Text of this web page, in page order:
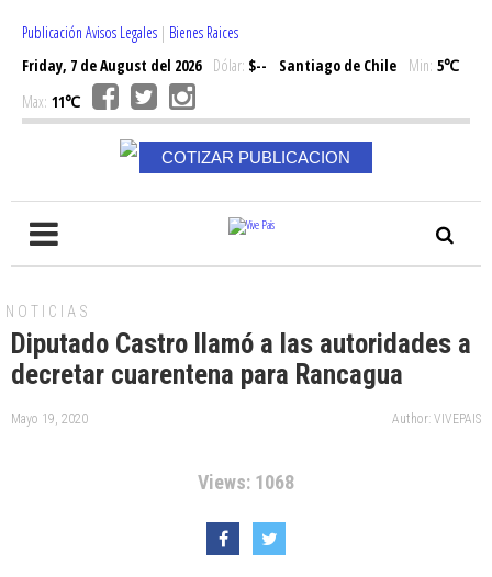
Publicación Avisos Legales | Bienes Raices
Friday, 7 de August del 2026Dólar: $-- Santiago de Chile Min: 5℃
Max: 11℃
COTIZAR PUBLICACION
NOTICIAS
Diputado Castro llamó a las autoridades a
decretar cuarentena para Rancagua
Mayo 19, 2020 Author: VIVEPAIS
Views: 1068